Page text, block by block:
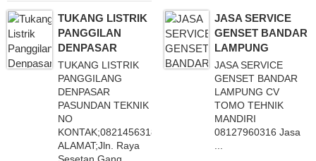
TUKANG LISTRIK
PANGGILAN
DENPASAR
TUKANG LISTRIK
PANGGILANG
DENPASAR
PASUNDAN TEKNIK
NO
KONTAK;082145631817
ALAMAT;Jln. Raya
JASA SERVICE
GENSET BANDAR
LAMPUNG
JASA SERVICE
GENSET BANDAR
LAMPUNG CV
TOMO TEHNIK
MANDIRI
08127960316 Jasa